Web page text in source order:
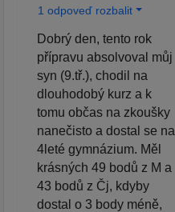
1 odpoveď rozbalit
Dobrý den, tento rok
přípravu absolvoval můj
syn (9.tř.), chodil na
dlouhodobý kurz a k
tomu občas na zkoušky
nanečisto a dostal se na
4leté gymnázium. Měl
krásných 49 bodů z M a
43 bodů z Čj, kdyby
dostal o 3 body méně,